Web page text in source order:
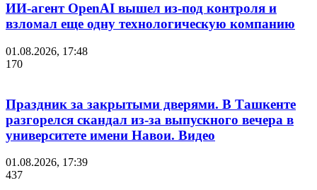
ИИ-агент OpenAI вышел из-под контроля и
взломал еще одну технологическую компанию
01.08.2026, 17:48
170
Праздник за закрытыми дверями. В Ташкенте
разгорелся скандал из-за выпускного вечера в
университете имени Навои. Видео
01.08.2026, 17:39
437